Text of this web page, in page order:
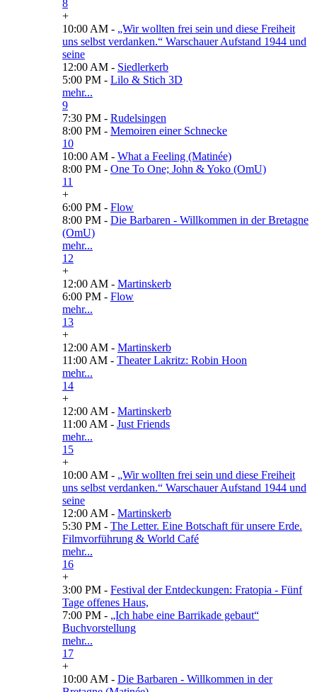
8
+
10:00 AM - „Wir wollten frei sein und diese Freiheit
uns selbst verdanken.“ Warschauer Aufstand 1944 und
seine
12:00 AM - Siedlerkerb
5:00 PM - Lilo & Stich 3D
mehr...
9
7:30 PM - Rudelsingen
8:00 PM - Memoiren einer Schnecke
10
10:00 AM - What a Feeling (Matinée)
8:00 PM - One To One; John & Yoko (OmU)
11
+
6:00 PM - Flow
8:00 PM - Die Barbaren - Willkommen in der Bretagne
(OmU)
mehr...
12
+
12:00 AM - Martinskerb
6:00 PM - Flow
mehr...
13
+
12:00 AM - Martinskerb
11:00 AM - Theater Lakritz: Robin Hoon
mehr...
14
+
12:00 AM - Martinskerb
11:00 AM - Just Friends
mehr...
15
+
10:00 AM - „Wir wollten frei sein und diese Freiheit
uns selbst verdanken.“ Warschauer Aufstand 1944 und
seine
12:00 AM - Martinskerb
5:30 PM - The Letter. Eine Botschaft für unsere Erde.
Filmvorführung & World Café
mehr...
16
+
3:00 PM - Festival der Entdeckungen: Fratopia - Fünf
Tage offenes Haus,
7:00 PM - „Ich habe eine Barrikade gebaut“
Buchvorstellung
mehr...
17
+
10:00 AM - Die Barbaren - Willkommen in der